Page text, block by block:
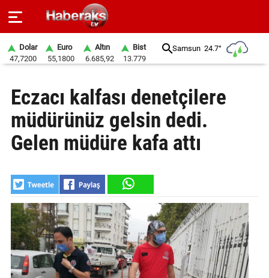
SPOR
YAŞAM
BELEDİYELER
SAĞLIK
SİYASET
EĞİTİM
Dolar
47,7200
Euro
55,1800
Altın
6.685,92
Bist
13.779
Samsun 24.7°
Eczacı kalfası denetçilere
müdürünüz gelsin dedi.
Gelen müdüre kafa attı